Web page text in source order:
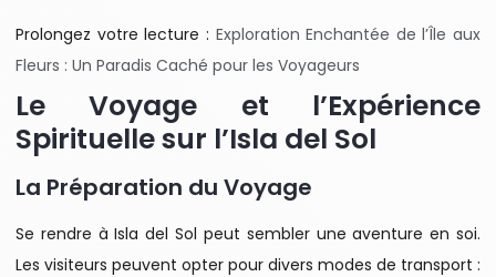
Prolongez votre lecture : Exploration Enchantée de l’Île aux
Fleurs : Un Paradis Caché pour les Voyageurs
Le Voyage et l’Expérience
Spirituelle sur l’Isla del Sol
La Préparation du Voyage
Se rendre à Isla del Sol peut sembler une aventure en soi.
Les visiteurs peuvent opter pour divers modes de transport :